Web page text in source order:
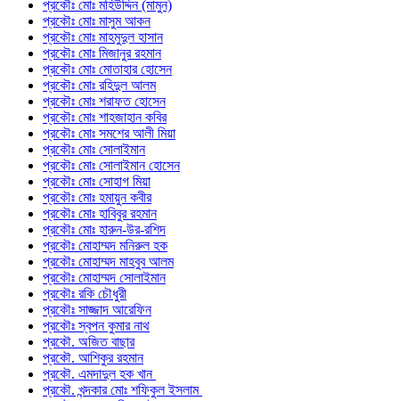
প্রকৌঃ মোঃ মহিউদ্দিন (মামুন)
প্রকৌঃ মোঃ মাসুম আকন
প্রকৌঃ মোঃ মাহমুদুল হাসান
প্রকৌঃ মোঃ মিজানুর রহমান
প্রকৌঃ মোঃ মোতাহার হোসেন
প্রকৌঃ মোঃ রহিদুল আলম
প্রকৌঃ মোঃ শরাফত হোসেন
প্রকৌঃ মোঃ শাহজাহান কবির
প্রকৌঃ মোঃ সমশের আলী মিয়া
প্রকৌঃ মোঃ সোলাইমান
প্রকৌঃ মোঃ সোলাইমান হোসেন
প্রকৌঃ মোঃ সোহাগ মিয়া
প্রকৌঃ মোঃ হমায়ুন কবীর
প্রকৌঃ মোঃ হাবিবুর রহমান
প্রকৌঃ মোঃ হারুন-উর-রশিদ
প্রকৌঃ মোহাম্মদ মনিরুল হক
প্রকৌঃ মোহাম্মদ মাহবুব আলম
প্রকৌঃ মোহাম্মদ সোলাইমান
প্রকৌঃ রকি চৌধুরী
প্রকৌঃ সাজ্জাদ আরেফিন
প্রকৌঃ স্বপন কুমার নাথ
প্রকৌ. অজিত বাছার
প্রকৌ. আশিকুর রহমান
প্রকৌ. এমদাদুল হক খান
প্রকৌ. খন্দকার মোঃ শফিকুল ইসলাম